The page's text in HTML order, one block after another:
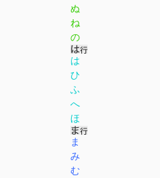
ぬ
ね
の
は
ひ
ふ
へ
ほ
ま
み
む